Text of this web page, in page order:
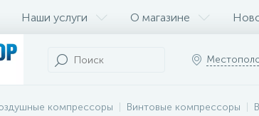
Наши услуги О магазине
компрессоры Винтовые компрессоры